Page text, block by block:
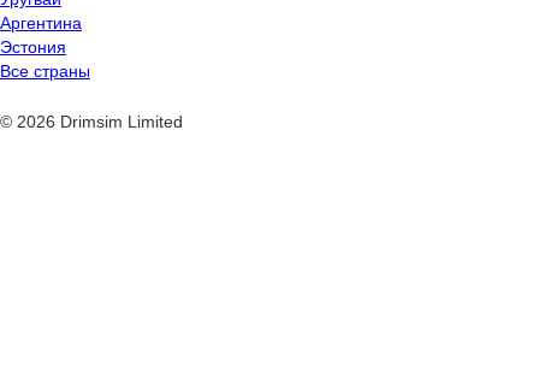
Аргентина
Эстония
Все страны
© 2026 Drimsim Limited